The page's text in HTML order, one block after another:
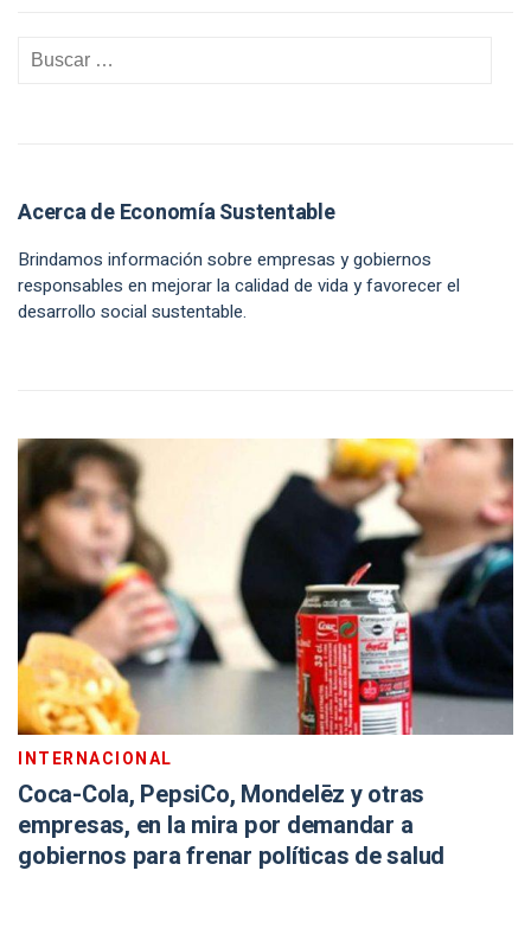
Acerca de Economía Sustentable
Brindamos información sobre empresas y gobiernos
responsables en mejorar la calidad de vida y favorecer el
desarrollo social sustentable.
INTERNACIONAL
Coca-Cola, PepsiCo, Mondelēz y otras
empresas, en la mira por demandar a
gobiernos para frenar políticas de salud